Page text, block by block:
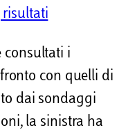
consultati i
con quelli di
dai sondaggi
la sinistra ha